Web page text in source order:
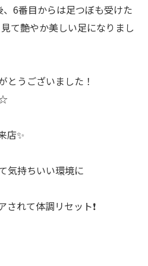
6番目からは足つぼも受けた
て艶やか美しい足になりまし
とうございました！
店✨
気持ちいい環境に
れて体調リセット❗️